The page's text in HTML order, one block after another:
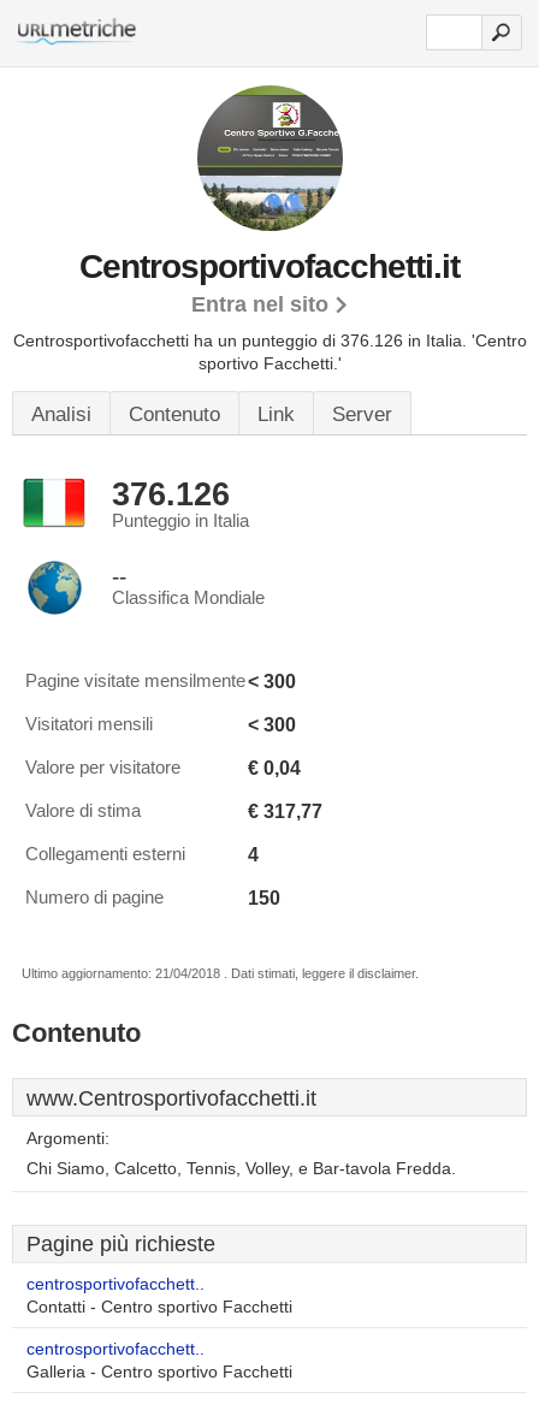
Centrosportivofacchetti.it
Entra nel sito
Centrosportivofacchetti ha un punteggio di 376.126 in Italia. 'Centro
sportivo Facchetti.'
Analisi Contenuto Link Server
376.126
Punteggio in Italia
--
Classifica Mondiale
Pagine visitate mensilmente< 300
Visitatori mensili < 300
Valore per visitatore € 0,04
Valore di stima € 317,77
Collegamenti esterni 4
Numero di pagine 150
Ultimo aggiornamento: 21/04/2018 . Dati stimati, leggere il disclaimer.
Contenuto
www.Centrosportivofacchetti.it
Argomenti:
Chi Siamo, Calcetto, Tennis, Volley, e Bar-tavola Fredda.
Pagine più richieste
centrosportivofacchett..
Contatti - Centro sportivo Facchetti
centrosportivofacchett..
Galleria - Centro sportivo Facchetti